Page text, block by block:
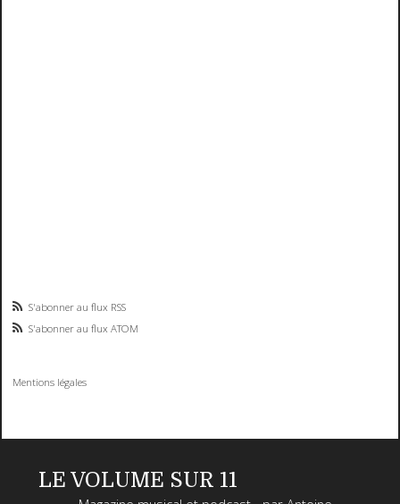
S'abonner au flux RSS
S'abonner au flux ATOM
Mentions légales
LE VOLUME SUR 11